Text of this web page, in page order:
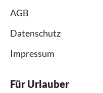
AGB
Datenschutz
Impressum
Für Urlauber